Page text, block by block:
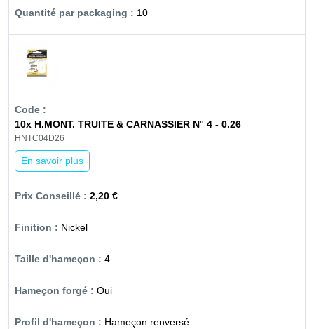
10
10x H.MONT. TRUITE & CARNASSIER N° 4 - 0.26
HNTC04D26
En savoir plus
2,20 €
Nickel
4
Oui
Hameçon renversé